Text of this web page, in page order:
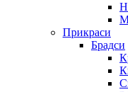
Прикраси
Брадси